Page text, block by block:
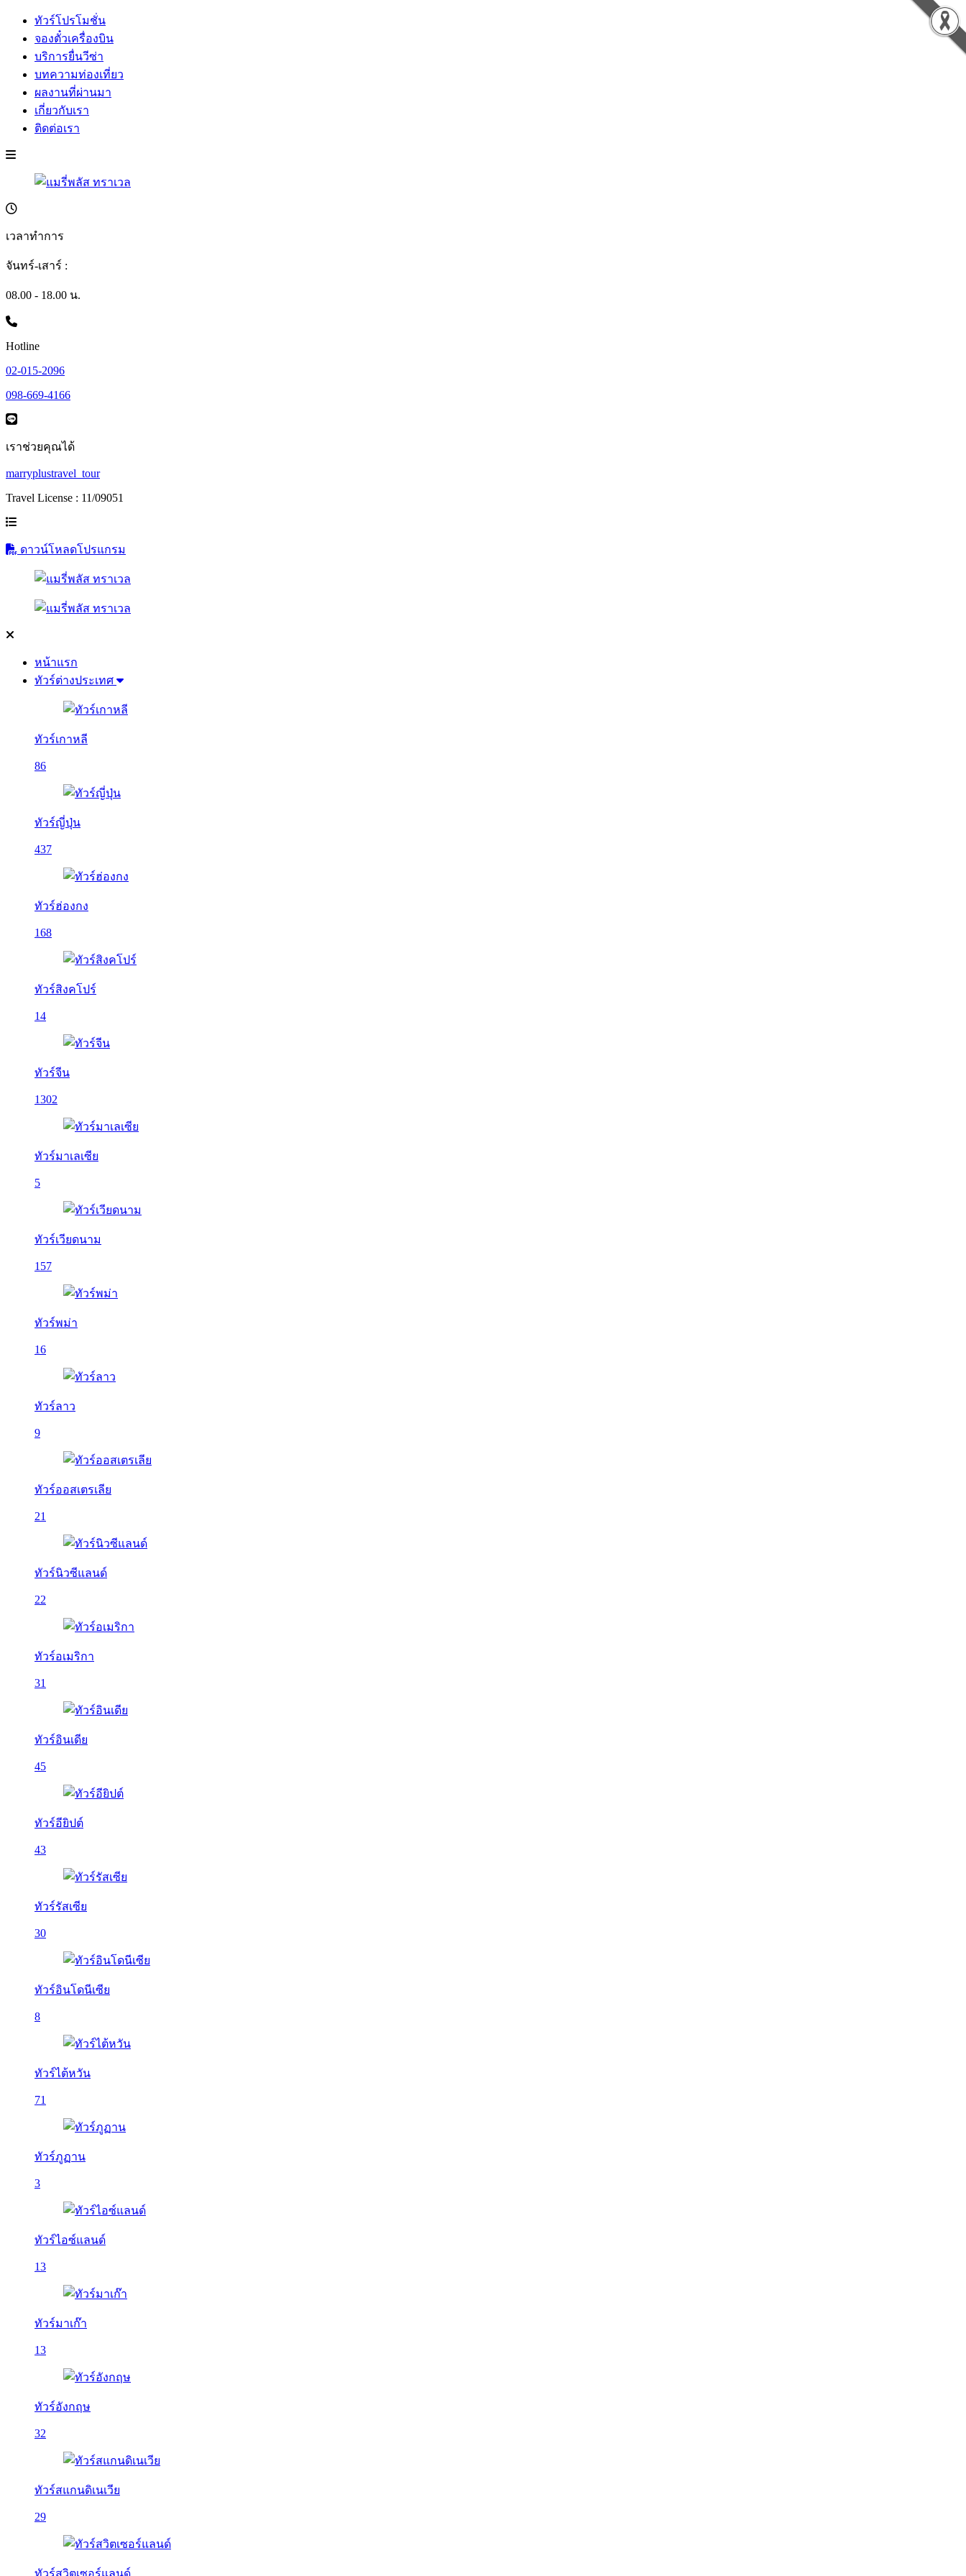
ทัวร์โปรโมชั่น
จองตั๋วเครื่องบิน
บริการยื่นวีซ่า
บทความท่องเที่ยว
ผลงานที่ผ่านมา
เกี่ยวกับเรา
ติดต่อเรา
เวลาทำการ
จันทร์-เสาร์ :
08.00 - 18.00 น.
Hotline
02-015-2096
098-669-4166
เราช่วยคุณได้
marryplustravel_tour
Travel License : 11/09051
ดาวน์โหลดโปรแกรม
หน้าแรก
ทัวร์ต่างประเทศ
ทัวร์เกาหลี
86
ทัวร์ญี่ปุ่น
437
ทัวร์ฮ่องกง
168
ทัวร์สิงคโปร์
14
ทัวร์จีน
1302
ทัวร์มาเลเซีย
5
ทัวร์เวียดนาม
157
ทัวร์พม่า
16
ทัวร์ลาว
9
ทัวร์ออสเตรเลีย
21
ทัวร์นิวซีแลนด์
22
ทัวร์อเมริกา
31
ทัวร์อินเดีย
45
ทัวร์อียิปต์
43
ทัวร์รัสเซีย
30
ทัวร์อินโดนีเซีย
8
ทัวร์ไต้หวัน
71
ทัวร์ภูฏาน
3
ทัวร์ไอซ์แลนด์
13
ทัวร์มาเก๊า
13
ทัวร์อังกฤษ
32
ทัวร์สแกนดิเนเวีย
29
ทัวร์สวิตเซอร์แลนด์